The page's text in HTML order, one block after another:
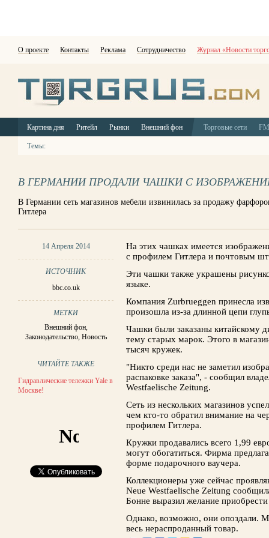
О проекте Контакты Реклама Сотрудничество Журнал «Новости
Картина дня Ритейл Рынки Внешний фон Торговые сети
Темы:
В ГЕРМАНИИ ПРОДАЛИ ЧАШКИ С
В Германии сеть магазинов мебели извинилась за продажу
Гитлера
14 Апреля 2014
ИСТОЧНИК
bbc.co.uk
МЕТКИ
Внешний фон,
Законодательство, Новость
ЧИТАЙТЕ ТАКЖЕ
Гидравлические тележки Yale в
Москве!
На этих чашках имеется
с профилем Гитлера и почтовым
Эти чашки также украшены
языке.
Компания Zurbrueggen принесла
произошла из-за длинной цепи
Чашки были заказаны китайскому
тему старых марок. Этого в
тысяч кружек.
"Никто среди нас не заметил
распаковке заказа", - сообщил
Westfaelische Zeitung.
Сеть из нескольких магазинов
чем кто-то обратил внимание на
профилем Гитлера.
Кружки продавались всего 1,99
могут обогатиться. Фирма
форме подарочного ваучера.
Коллекционеры уже сейчас
Neue Westfaelische Zeitung
Бонне выразил желание приобрести
Однако, возможно, они опоздали.
весь нераспроданный товар.